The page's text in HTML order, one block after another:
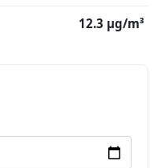
12.3 μg/m³